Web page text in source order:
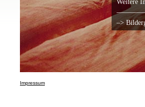
Weitere
–>
Impressum